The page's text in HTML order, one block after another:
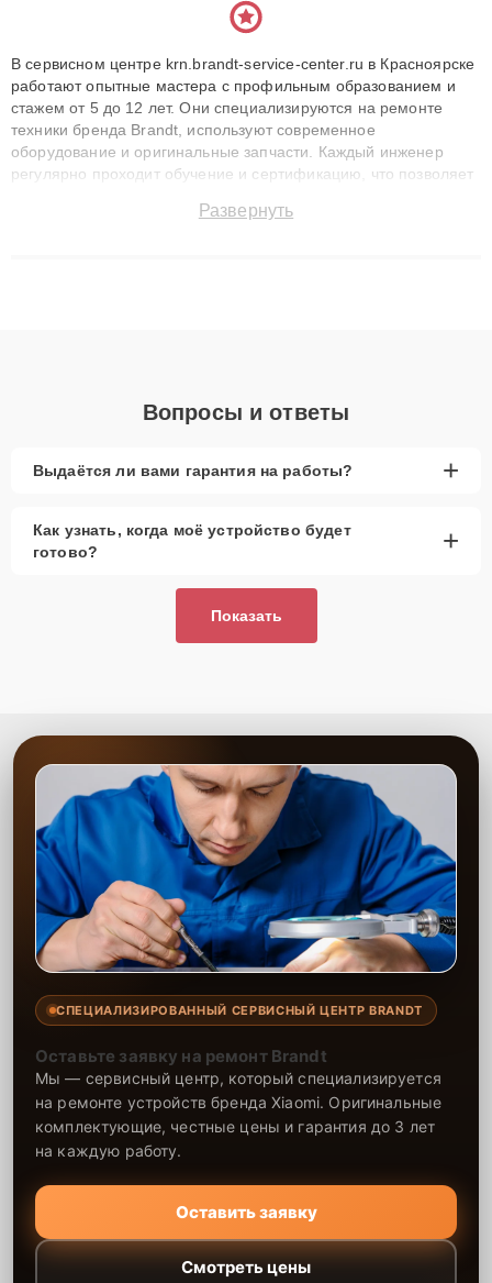
В сервисном центре krn.brandt-service-center.ru в Красноярске
работают опытные мастера с профильным образованием и
стажем от 5 до 12 лет. Они специализируются на ремонте
техники бренда Brandt, используют современное
оборудование и оригинальные запчасти. Каждый инженер
регулярно проходит обучение и сертификацию, что позволяет
технику с сохранением гарантии до 3 лет. Наши мастера
Развернуть
Вопросы и ответы
Выдаётся ли вами гарантия на работы? +
Как узнать, когда моё устройство будет
готово?
+
Показать
СПЕЦИАЛИЗИРОВАННЫЙ СЕРВИСНЫЙ ЦЕНТР BRANDT
Оставьте заявку на ремонт Brandt
Мы — сервисный центр, который специализируется
на ремонте устройств бренда Xiaomi. Оригинальные
комплектующие, честные цены и гарантия до 3 лет
на каждую работу.
Оставить заявку
Смотреть цены